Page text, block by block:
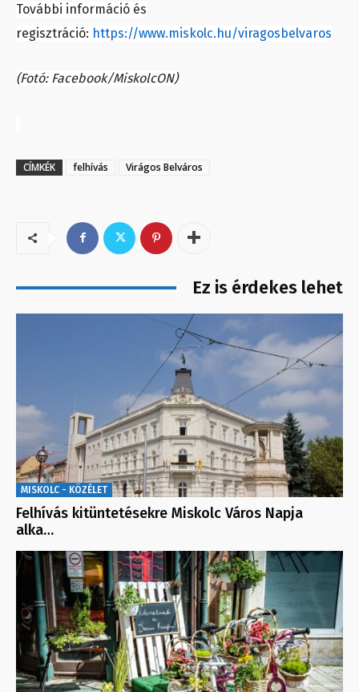
További információ és
regisztráció: https://www.miskolc.hu/viragosbelvaros
(Fotó: Facebook/MiskolcON)
CÍMKÉK felhívás Virágos Belváros
Ez is érdekes lehet
MISKOLC - KÖZÉLET
Felhívás kitüntetésekre Miskolc Város Napja
alka…